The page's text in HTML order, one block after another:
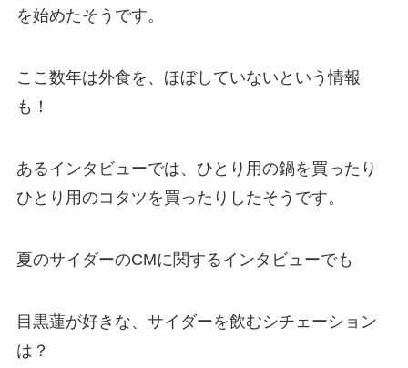
を始めたそうです。
ここ数年は外食を、ほぼしていないという情報
も ！
あるインタビューでは、ひとり用の鍋を買ったり
ひとり用のコタツを買ったりしたそうです。
夏のサイダーのCMに関するインタビューでも
目黒蓮が好きな、サイダーを飲むシチェーション
は？